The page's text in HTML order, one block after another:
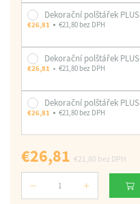
Dekorační polštářek
€26,81
€21,80 bez DPH
Dekorační polštářek
€26,81
€21,80 bez DPH
Dekorační polštářek
€26,81
€21,80 bez DPH
€26,81 €21,80 bez DPH
Počet